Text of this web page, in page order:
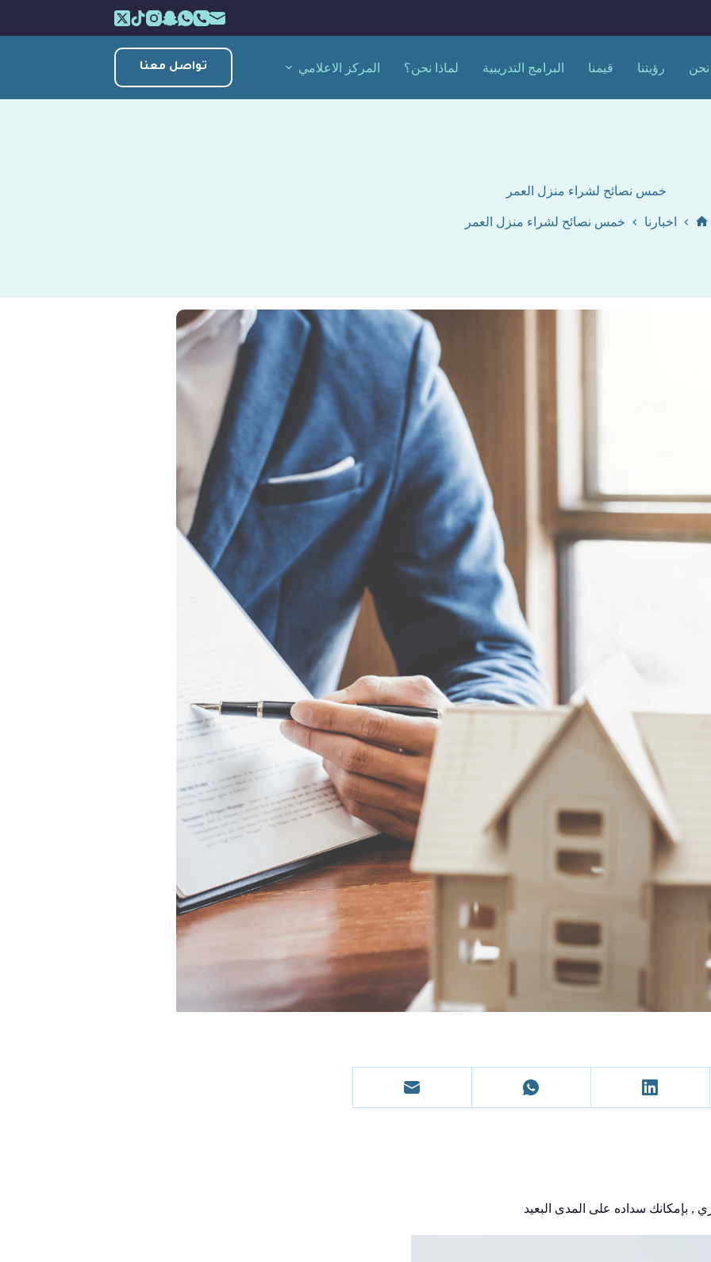
رؤيتنا قيمنا البرامج التدريبية لماذا نحن؟ المركز الاعلامي تواصل معنا
خمس نصائح لشراء منزل العمر
اخبارنا خمس نصائح لشراء منزل العمر
بإمكانك سداده على المدى البعيد